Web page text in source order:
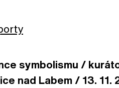
symbolismu /
nad Labem / 13. 11.